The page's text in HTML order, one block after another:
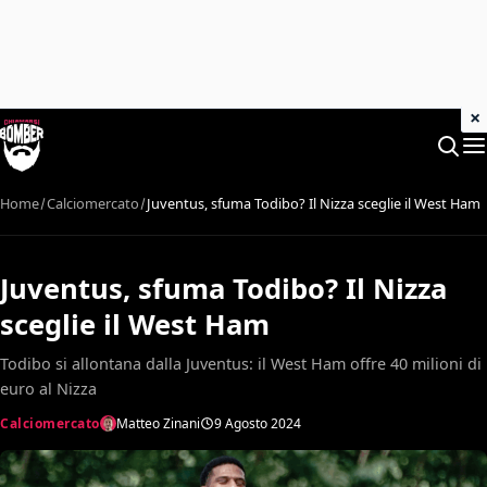
Home Calciomercato Juventus, sfuma Todibo? Il Nizza sceglie il West Ham
Juventus, sfuma Todibo? Il Nizza
sceglie il West Ham
Todibo si allontana dalla Juventus: il West Ham offre 40 milioni di
euro al Nizza
Calciomercato Matteo Zinani 9 Agosto 2024
×